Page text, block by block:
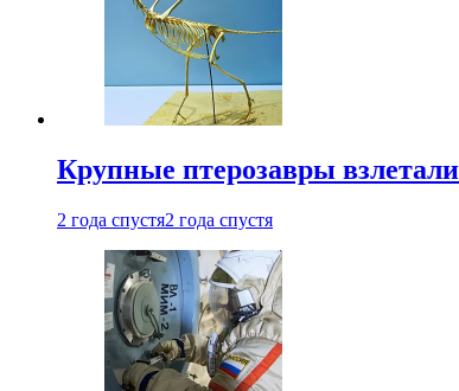
Крупные птерозавры
2 года спустя2 года спустя